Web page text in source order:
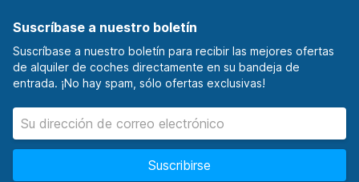
Suscríbase a nuestro boletín
Suscríbase a nuestro boletín para recibir las mejores ofertas
de alquiler de coches directamente en su bandeja de
entrada. ¡No hay spam, sólo ofertas exclusivas!
Suscribirse